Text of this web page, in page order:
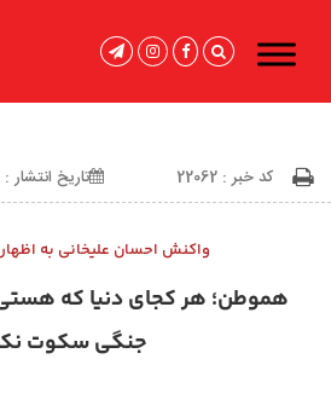
کد خبر : 22062 تاریخ انتشار : ۱۶فروردین ۱۴۰۵ ساعت 23:14
واکنش احسان علیخانی به
هموطن؛ هر کجای دنیا که
جنگی سکوت